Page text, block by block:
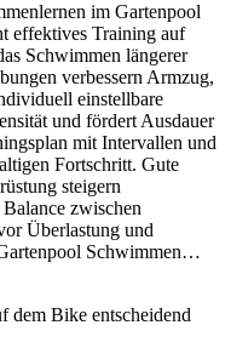
im Gartenpool
effektives Training auf
Schwimmen längerer
verbessern Armzug,
einstellbare
und fördert Ausdauer
mit Intervallen und
Fortschritt. Gute
steigern
zwischen
Überlastung und
Schwimmen…
dem Bike entscheidend